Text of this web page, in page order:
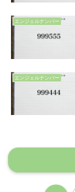
エンジェルナンバー
エンジェルナンバー